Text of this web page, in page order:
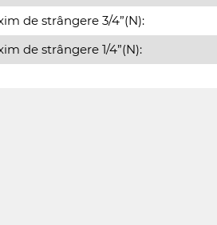
de strângere 3/4”(N):
de strângere 1/4”(N):